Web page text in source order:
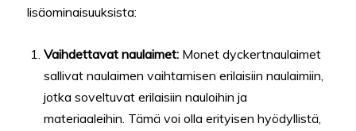
lisäominaisuuksista:
Vaihdettavat naulaimet: Monet dyckertnaulaimet
sallivat naulaimen vaihtamisen erilaisiin naulaimiin,
jotka soveltuvat erilaisiin nauloihin ja
materiaaleihin. Tämä voi olla erityisen hyödyllistä,